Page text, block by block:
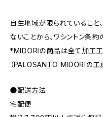
自生地域が限られているこ
ないことから、ワシントン条
*MIDORIの商品は全て加工工
（PALOSANTO MIDORIの工
●配送方法
宅配便